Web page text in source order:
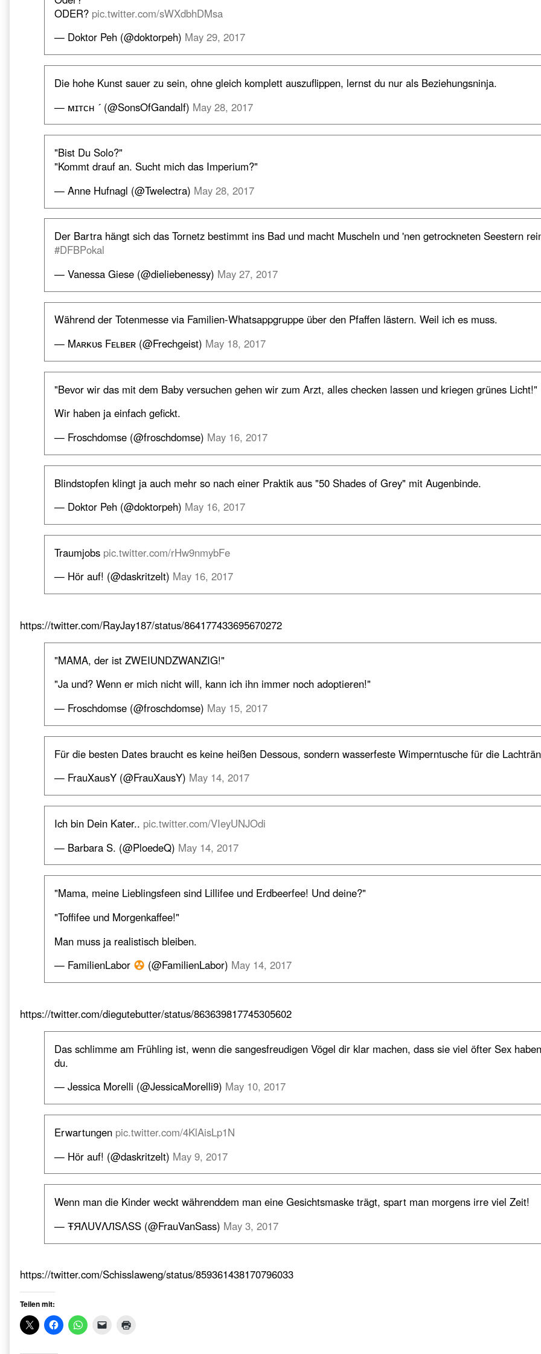
ODER? pic.twitter.com/sWXdbhDMsa
— Doktor Peh (@doktorpeh) May 29, 2017
Die hohe Kunst sauer zu sein, ohne gleich komplett auszuflippen, lernst du nur als Beziehungsninja.
— ᴍɪᴛᴄʜ  (@SonsOfGandalf) May 28, 2017
"Bist Du Solo?"
"Kommt drauf an. Sucht mich das Imperium?"
— Anne Hufnagl (@Twelectra) May 28, 2017
Der Bartra hängt sich das Tornetz bestimmt ins Bad und macht Muscheln und 'nen getrockneten Seestern
#DFBPokal
— Vanessa Giese (@dieliebenessy) May 27, 2017
Während der Totenmesse via Familien-Whatsappgruppe über den Pfaffen lästern. Weil ich es muss.
— Mᴀʀᴋᴜs Fᴇʟʙᴇʀ (@Frechgeist) May 18, 2017
"Bevor wir das mit dem Baby versuchen gehen wir zum Arzt, alles checken lassen und kriegen grünes Licht!"
Wir haben ja einfach gefickt.
— Froschdomse (@froschdomse) May 16, 2017
Blindstopfen klingt ja auch mehr so nach einer Praktik aus "50 Shades of Grey" mit Augenbinde.
— Doktor Peh (@doktorpeh) May 16, 2017
Traumjobs pic.twitter.com/rHw9nmybFe
— Hör auf! (@daskritzelt) May 16, 2017
https://twitter.com/RayJay187/status/864177433695670272
"MAMA, der ist ZWEIUNDZWANZIG!"
"Ja und? Wenn er mich nicht will, kann ich ihn immer noch adoptieren!"
— Froschdomse (@froschdomse) May 15, 2017
Für die besten Dates braucht es keine heißen Dessous, sondern wasserfeste Wimperntusche für die
— FrauXausY (@FrauXausY) May 14, 2017
Ich bin Dein Kater.. pic.twitter.com/VIeyUNJOdi
— Barbara S. (@PloedeQ) May 14, 2017
"Mama, meine Lieblingsfeen sind Lillifee und Erdbeerfee! Und deine?"
"Toffifee und Morgenkaffee!"
Man muss ja realistisch bleiben.
— FamilienLabor
(@FamilienLabor) May 14, 2017
https://twitter.com/diegutebutter/status/863639817745305602
Das schlimme am Frühling ist, wenn die sangesfreudigen Vögel dir klar machen, dass sie viel öfter Sex
du.
— Jessica Morelli (@JessicaMorelli9) May 10, 2017
Erwartungen pic.twitter.com/4KlAisLp1N
— Hör auf! (@daskritzelt) May 9, 2017
Wenn man die Kinder weckt währenddem man eine Gesichtsmaske trägt, spart man morgens irre viel Zeit!
— ŦЯΛUVΛЛSΛSS (@FrauVanSass) May 3, 2017
https://twitter.com/Schisslaweng/status/859361438170796033
Teilen mit: